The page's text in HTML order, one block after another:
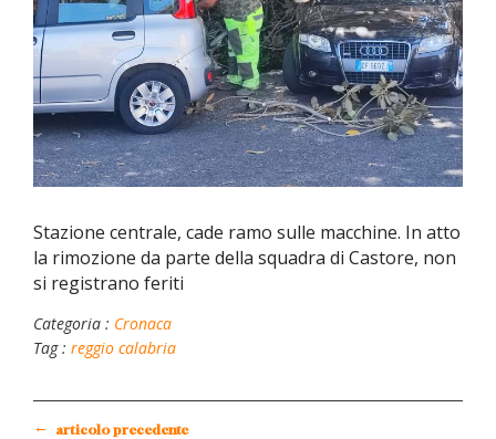
Stazione centrale, cade ramo sulle macchine. In atto
la rimozione da parte della squadra di Castore, non
si registrano feriti
Categoria : Cronaca
Tag : reggio calabria
← articolo precedente